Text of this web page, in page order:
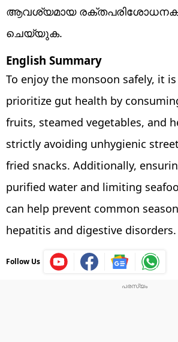
ആവശ്യമായ
ചെയ്യുക.
English Summary
To enjoy the monsoon safely, it
prioritize gut health by
fruits, steamed vegetables, and
strictly avoiding unhygienic
fried snacks. Additionally,
purified water and limiting
can help prevent common
hepatitis and digestive disorders.
Follow Us